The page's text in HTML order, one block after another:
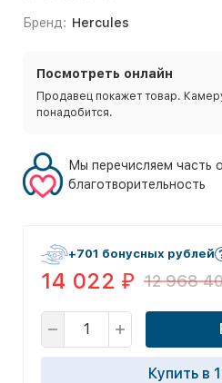
Бренд: Hercules
Посмотреть онлайн
Продавец покажет товар.
понадобится.
Мы перечисляем часть
благотворительность
+701 бонусных рублей
14 022 ₽ 12 968
Купить в